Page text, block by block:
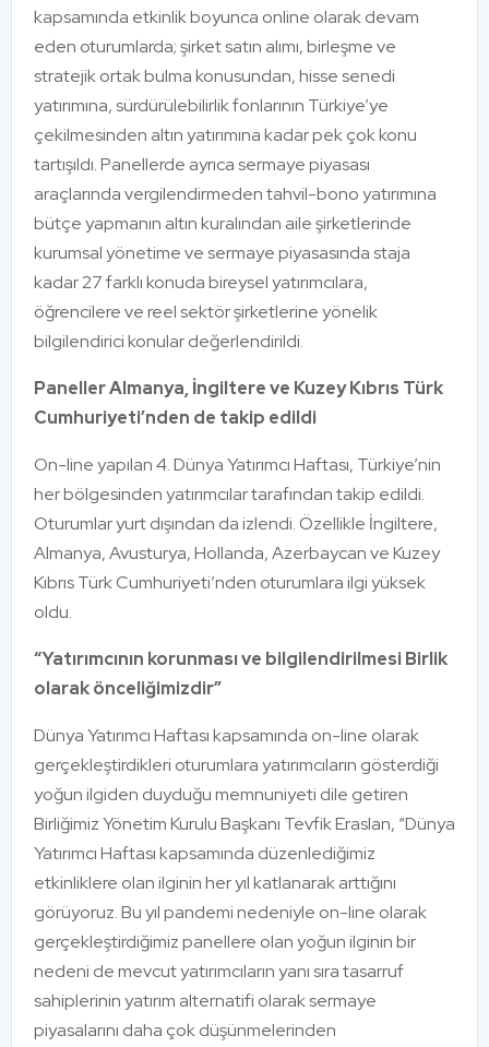
kapsamında etkinlik boyunca online olarak devam
eden oturumlarda; şirket satın alımı, birleşme ve
stratejik ortak bulma konusundan, hisse senedi
yatırımına, sürdürülebilirlik fonlarının Türkiye’ye
çekilmesinden altın yatırımına kadar pek çok konu
tartışıldı. Panellerde ayrıca sermaye piyasası
araçlarında vergilendirmeden tahvil-bono yatırımına
bütçe yapmanın altın kuralından aile şirketlerinde
kurumsal yönetime ve sermaye piyasasında staja
kadar 27 farklı konuda bireysel yatırımcılara,
öğrencilere ve reel sektör şirketlerine yönelik
bilgilendirici konular değerlendirildi.
Paneller Almanya, İngiltere ve Kuzey Kıbrıs Türk
Cumhuriyeti’nden de takip edildi
On-line yapılan 4. Dünya Yatırımcı Haftası, Türkiye’nin
her bölgesinden yatırımcılar tarafından takip edildi.
Oturumlar yurt dışından da izlendi. Özellikle İngiltere,
Almanya, Avusturya, Hollanda, Azerbaycan ve Kuzey
Kıbrıs Türk Cumhuriyeti’nden oturumlara ilgi yüksek
oldu.
“Yatırımcının korunması ve bilgilendirilmesi Birlik
olarak önceliğimizdir”
Dünya Yatırımcı Haftası kapsamında on-line olarak
gerçekleştirdikleri oturumlara yatırımcıların gösterdiği
yoğun ilgiden duyduğu memnuniyeti dile getiren
Birliğimiz Yönetim Kurulu Başkanı Tevfik Eraslan, “Dünya
Yatırımcı Haftası kapsamında düzenlediğimiz
etkinliklere olan ilginin her yıl katlanarak arttığını
görüyoruz. Bu yıl pandemi nedeniyle on-line olarak
gerçekleştirdiğimiz panellere olan yoğun ilginin bir
nedeni de mevcut yatırımcıların yanı sıra tasarruf
sahiplerinin yatırım alternatifi olarak sermaye
piyasalarını daha çok düşünmelerinden